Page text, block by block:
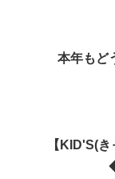
本年もど
【KID'S(